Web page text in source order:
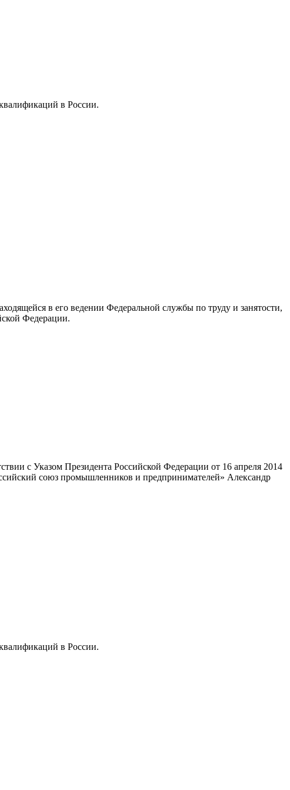
в России.
в его ведении Федеральной службы по труду и занятости,
Федерации.
с Указом Президента Российской Федерации от 16 апреля 2014
союз промышленников и предпринимателей» Александр
в России.